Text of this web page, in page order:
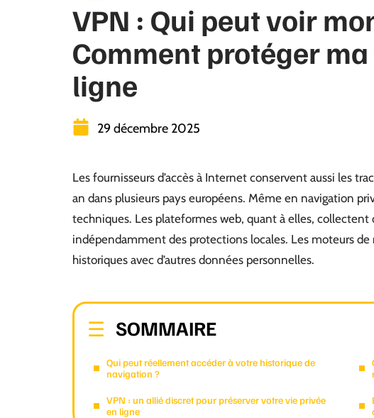
VPN : Qui peut voir
Comment protéger
ligne
29 décembre 2025
Les fournisseurs d’accès à Internet conservent aussi les
an dans plusieurs pays européens. Même en navigation
techniques. Les plateformes web, quant à elles,
indépendamment des protections locales. Les moteurs de
historiques avec d’autres données personnelles.
SOMMAIRE
Qui peut réellement accéder à votre historique de
navigation ?
VPN : un allié discret pour préserver votre vie privée
en ligne